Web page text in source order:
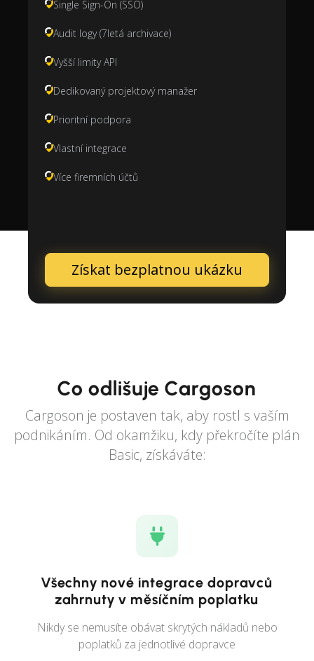
Single Sign-On (SSO)
Audit logy (7letá archivace)
Vyšší limity API
Dedikovaný projektový manažer
Prioritní podpora
Vlastní integrace
Více firemních účtů
Získat bezplatnou ukázku
Co odlišuje Cargoson
Cargoson je postaven tak, aby rostl s vaším
podnikáním. Od okamžiku, kdy překročíte plán
Basic, získáváte:
Všechny nové integrace dopravců
zahrnuty v měsíčním poplatku
Nikdy se nemusíte obávat skrytých nákladů nebo
poplatků za jednotlivé dopravce